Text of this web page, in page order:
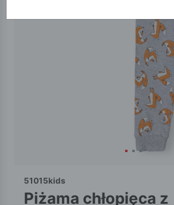
51015kids
piżama chłopięca z